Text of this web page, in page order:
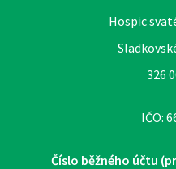
Hospic
326
IČO:
Číslo běžného účtu